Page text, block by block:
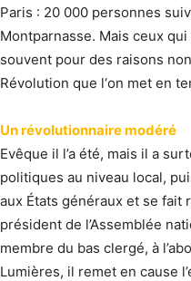
Paris : 20 000 personnes
Montparnasse. Mais ceux
souvent pour des raisons
Révolution que l‘on met en
Un révolutionnaire modéré
Evêque il l’a été, mais il a
politiques au niveau local,
aux États généraux et se fait
président de l’Assemblée
membre du bas clergé, à
Lumières, il remet en cause